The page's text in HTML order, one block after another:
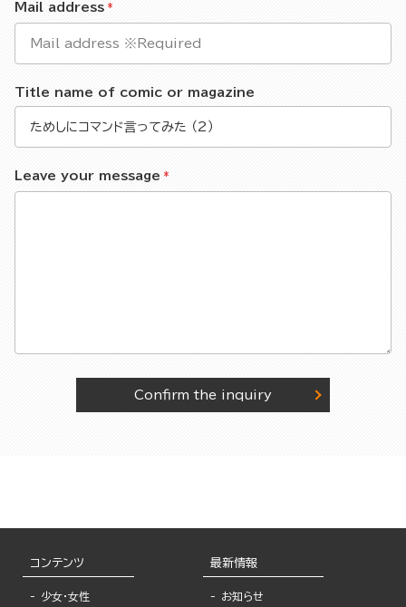
Mail address
Title name of comic or magazine
Leave your message
Confirm the inquiry
コンテンツ
少女・女性
最新情報
お知らせ